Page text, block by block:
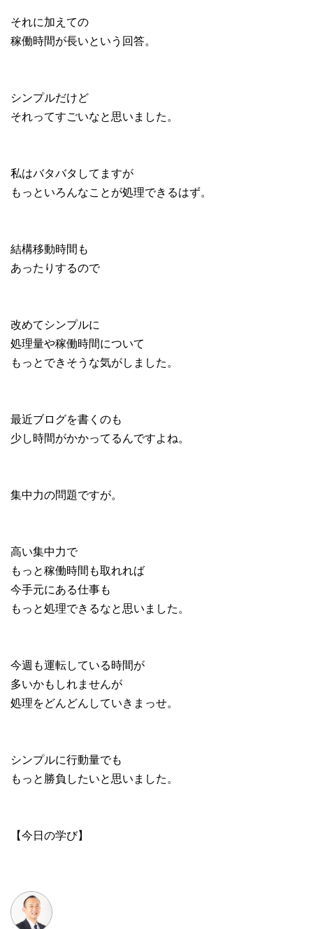
それに加えての
稼働時間が長いという回答。
シンプルだけど
それってすごいなと思いました。
私はバタバタしてますが
もっといろんなことが処理できるはず。
結構移動時間も
あったりするので
改めてシンプルに
処理量や稼働時間について
もっとできそうな気がしました。
最近ブログを書くのも
少し時間がかかってるんですよね。
集中力の問題ですが。
高い集中力で
もっと稼働時間も取れれば
今手元にある仕事も
もっと処理できるなと思いました。
今週も運転している時間が
多いかもしれませんが
処理をどんどんしていきまっせ。
シンプルに行動量でも
もっと勝負したいと思いました。
【今日の学び】